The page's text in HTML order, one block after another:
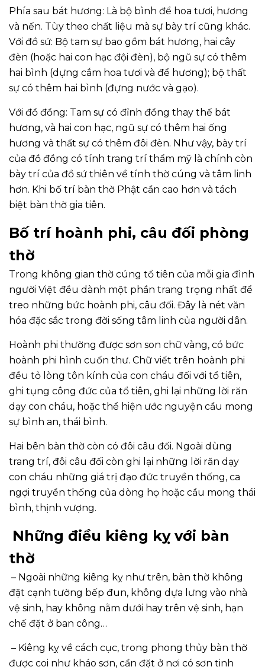
Phía sau bát hương: Là bộ bình để hoa tươi, hương
và nến. Tùy theo chất liệu mà sự bày trí cũng khác.
Với đồ sứ: Bộ tam sự bao gồm bát hương, hai cây
đèn (hoặc hai con hạc đội đèn), bộ ngũ sự có thêm
hai bình (dựng cắm hoa tươi và để hương); bộ thất
sự có thêm hai bình (đựng nước và gạo).
Với đồ đồng: Tam sự có đỉnh đồng thay thế bát
hương, và hai con hạc, ngũ sự có thêm hai ống
hương và thất sự có thêm đôi đèn. Như vậy, bày trí
của đồ đồng có tính trang trí thẩm mỹ là chính còn
bày trí của đồ sứ thiên về tính thờ cúng và tâm linh
hơn. Khi bố trí bàn thờ Phật cần cao hơn và tách
biệt bàn thờ gia tiên.
Bố trí hoành phi, câu đối phòng
thờ
Trong không gian thờ cúng tổ tiên của mỗi gia đình
người Việt đều dành một phần trang trọng nhất để
treo những bức hoành phi, câu đối. Đây là nét văn
hóa đặc sắc trong đời sống tâm linh của người dân.
Hoành phi thường được sơn son chữ vàng, có bức
hoành phi hình cuốn thư. Chữ viết trên hoành phi
đều tỏ lòng tôn kính của con cháu đối với tổ tiên,
ghi tụng công đức của tổ tiên, ghi lại những lời răn
dạy con cháu, hoặc thể hiện ước nguyện cầu mong
sự bình an, thái bình.
Hai bên bàn thờ còn có đôi câu đối. Ngoài dùng
trang trí, đôi câu đối còn ghi lại những lời răn dạy
con cháu những giá trị đạo đức truyền thống, ca
ngợi truyền thống của dòng họ hoặc cầu mong thái
bình, thịnh vượng.
Những điều kiêng kỵ với bàn
thờ
– Ngoài những kiêng kỵ như trên, bàn thờ không
đặt cạnh tường bếp đun, không dựa lưng vào nhà
vệ sinh, hay không nằm dưới hay trên vệ sinh, hạn
chế đặt ở ban công…
– Kiêng kỵ về cách cục, trong phong thủy bàn thờ
được coi như kháo sơn, cần đặt ở nơi có sơn tinh